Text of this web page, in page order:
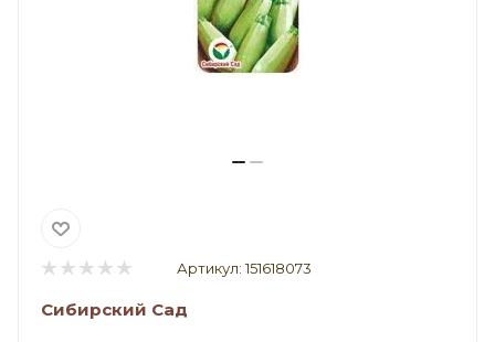
Артикул: 151618073
Сибирский Сад